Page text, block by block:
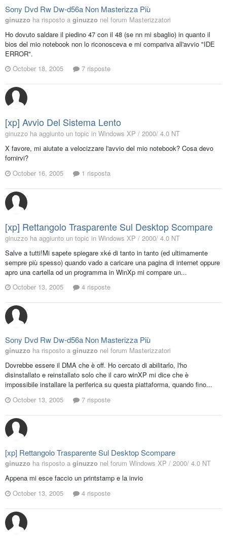
Sony Dvd Rw Dw-d56a Non Masterizza Più
ginuzzo ha risposto a ginuzzo nel forum Masterizzatori
Ho dovuto saldare il piedino 47 con il 48 (se nn mi sbaglio) in quanto il
bios del mio notebook non lo riconosceva e mi compariva all'avvio "IDE
ERROR".
October 18, 2005
7 risposte
[xp] Avvio Del Sistema Lento
ginuzzo ha aggiunto un topic in Windows XP / 2000/ 4.0 NT
X favore, mi aiutate a velocizzare l'avvio del mio notebook? Cosa devo
fornirvi?
October 16, 2005
1 risposta
[xp] Rettangolo Trasparente Sul Desktop Scompare
ginuzzo ha aggiunto un topic in Windows XP / 2000/ 4.0 NT
Salve a tutti!Mi sapete spiegare xké di tanto in tanto (ed ultimamente
sempre più spesso) quando vado a caricare una pagina di internet oppure
apro una cartella od un programma in WinXp mi compare un...
October 13, 2005
4 risposte
Sony Dvd Rw Dw-d56a Non Masterizza Più
ginuzzo ha risposto a ginuzzo nel forum Masterizzatori
Dovrebbe essere il DMA che è off. Ho cercato di abilitarlo, l'ho
disinstallato e reinstallato solo che il caro winXP mi dice che è
impossibile installare la periferica su questa piattaforma, quando fino...
October 13, 2005
7 risposte
[xp] Rettangolo Trasparente Sul Desktop Scompare
ginuzzo ha risposto a ginuzzo nel forum Windows XP / 2000/ 4.0 NT
Appena mi esce faccio un printstamp e la invio
October 13, 2005
4 risposte